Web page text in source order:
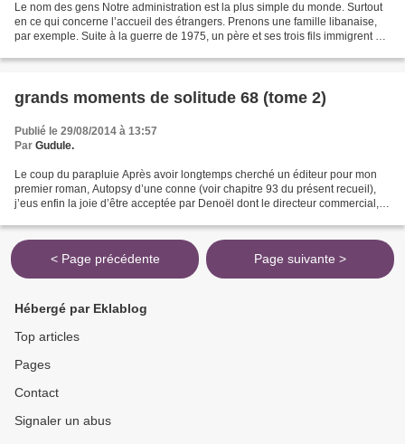
Le nom des gens Notre administration est la plus simple du monde. Surtout
en ce qui concerne l’accueil des étrangers. Prenons une famille libanaise,
par exemple. Suite à la guerre de 1975, un père et ses trois fils immigrent en
grands moments de solitude 68 (tome 2)
Publié le 29/08/2014 à 13:57
Par Gudule.
Le coup du parapluie Après avoir longtemps cherché un éditeur pour mon
premier roman, Autopsy d’une conne (voir chapitre 93 du présent recueil),
j’eus enfin la joie d’être acceptée par Denoël dont le directeur commercial,
< Page précédente Page suivante >
Hébergé par Eklablog
Top articles
Pages
Contact
Signaler un abus